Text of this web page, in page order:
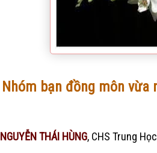
Nhóm bạn đồng môn
NGUYỄN THÁI HÙNG, CHS Trung